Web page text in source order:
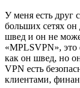
У меня есть друг
больших сетях он
швед и он не
«MPLSVPN», это
как он швед, но
VPN есть
клиентами,